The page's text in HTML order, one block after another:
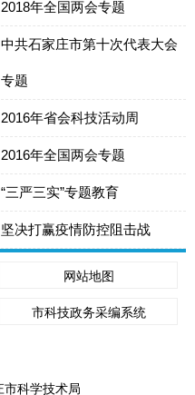
2018年全国两会专题
中共石家庄市第十次代表大会
专题
2016年省会科技活动周
2016年全国两会专题
“三严三实”专题教育
坚决打赢疫情防控阻击战